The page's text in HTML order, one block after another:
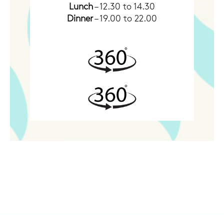
Lunch– 12.30 to 14.30
Dinner– 19.00 to 22.00